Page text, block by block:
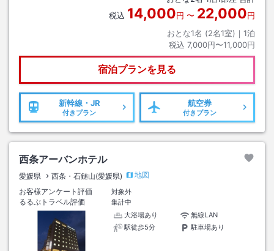
税込 14,000円 〜 22,000円
おとな1名 (2名1室)｜ 1泊
税込 7,000円〜11,000円
宿泊プランを見る
新幹線・JR
付きプラン
航空券
付きプラン
西条アーバンホテル
愛媛県 西条・石鎚山(愛媛県)
地図
お客様アンケート評価
対象外
るるぶトラベル評価
集計中
大浴場あり
無線LAN
駅徒歩5分
駐車場あり